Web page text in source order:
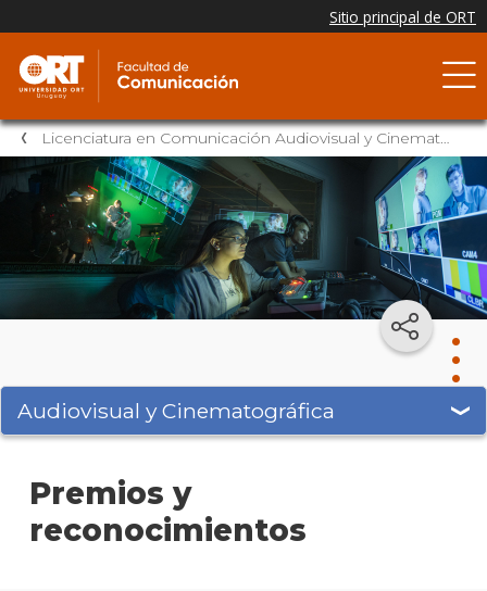
Licenciatura en Comunicación Audiovisual y Cinematográfica
Premios y
reconocimientos
y
Audiovisual y Cinematográfica